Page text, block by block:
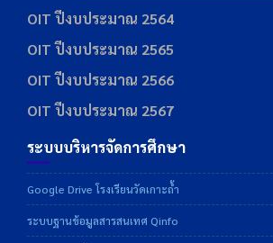
OIT ปีงบประมาณ 2564
OIT ปีงบประมาณ 2565
OIT ปีงบประมาณ 2566
OIT ปีงบประมาณ 2567
ระบบบริหารจัดการศึกษา
Google Drive โรงเรียนวัดเกาะถ้ำ
ระบบฐานข้อมูลสารสนเทศ Qinfo